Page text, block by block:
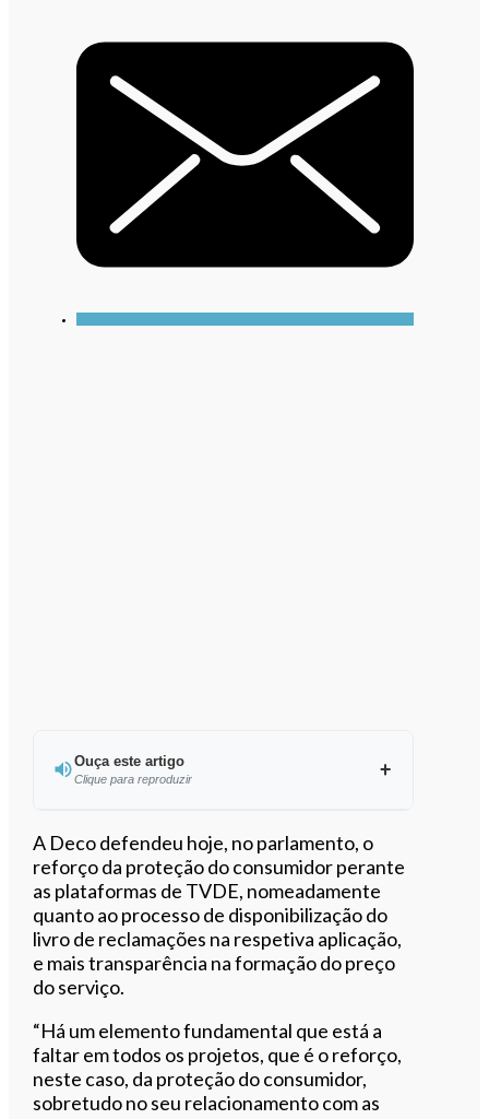
Ouça este artigo
Clique para reproduzir
Ouvir este artigo
A Deco defendeu hoje, no parlamento, o
reforço da proteção do consumidor perante
as plataformas de TVDE, nomeadamente
quanto ao processo de disponibilização do
livro de reclamações na respetiva aplicação,
e mais transparência na formação do preço
do serviço.
“Há um elemento fundamental que está a
faltar em todos os projetos, que é o reforço,
neste caso, da proteção do consumidor,
sobretudo no seu relacionamento com as